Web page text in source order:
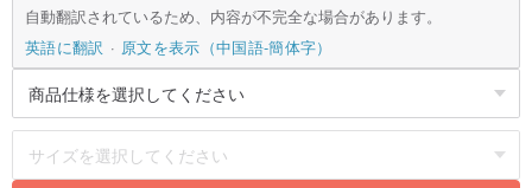
自動翻訳されているため、内容が不完全な場合があります。
英語に翻訳
原文を表示（中国語-簡体字）